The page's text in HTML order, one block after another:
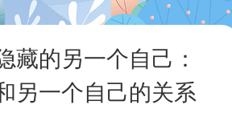
藏的另一个自己：
另一个自己的关系